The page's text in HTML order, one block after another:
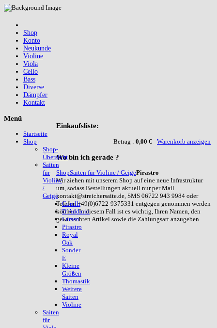
Shop
Konto
Neukunde
Violine
Viola
Cello
Bass
Diverse
Dämpfer
Kontakt
Einkaufsliste:
Betrag : 0,00 € Warenkorb anzeigen
Wobin ich gerade ?
ShopSaiten für Violine / GeigePirastro
Wir ziehen mit unserem Shop auf eine neue Infrastruktur
um, sodass Bestellungen aktuell nur per Mail
kontakt@streichersaite.de, SMS 06722 943 9984 oder
Telefon +49(0)6722-9375331 entgegen genommen werden
können. In diesem Fall ist es wichtig, Ihren Namen, den
gewünschten Artikel sowie die Zahlungsart anzugeben.
Menü
Startseite
Shop
Shop-
Übersicht
Saiten
für
Violine
/
Geige
Corelli
D`Addario
Larsen
Pirastro
Royal
Oak
Sonder
E
Kleine
Größen
Thomastik
Weitere
Saiten
Violine
Saiten
für